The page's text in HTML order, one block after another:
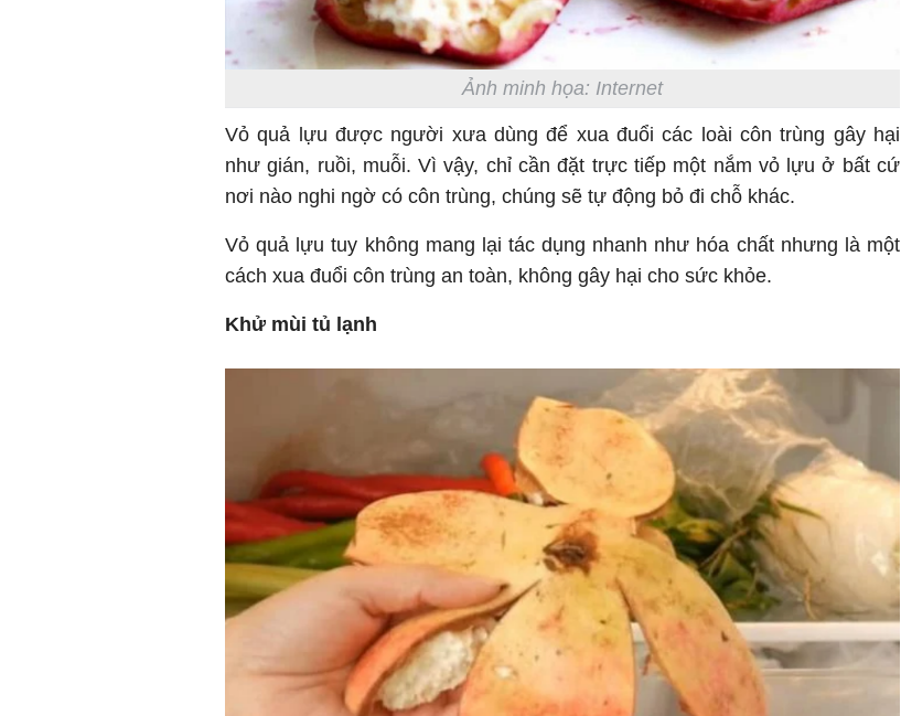
Ảnh minh họa: Internet
Vỏ quả lựu được người xưa dùng để xua đuổi các loài côn trùng gây hại
như gián, ruồi, muỗi. Vì vậy, chỉ cần đặt trực tiếp một nắm vỏ lựu ở bất cứ
nơi nào nghi ngờ có côn trùng, chúng sẽ tự động bỏ đi chỗ khác.
Vỏ quả lựu tuy không mang lại tác dụng nhanh như hóa chất nhưng là một
cách xua đuổi côn trùng an toàn, không gây hại cho sức khỏe.
Khử mùi tủ lạnh